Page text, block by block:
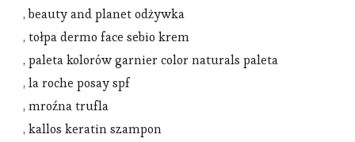
, beauty and planet odżywka
, tołpa dermo face sebio krem
, paleta kolorów garnier color naturals paleta
, la roche posay spf
, mroźna trufla
, kallos keratin szampon